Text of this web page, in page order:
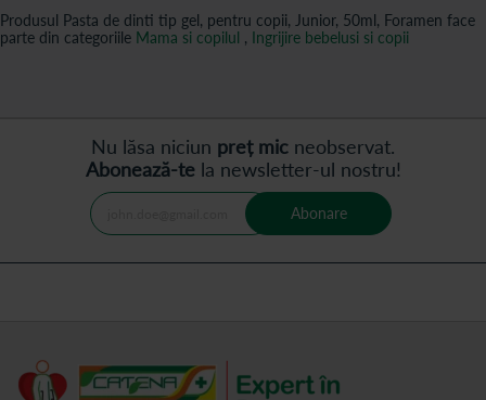
Produsul Pasta de dinti tip gel, pentru copii, Junior, 50ml, Foramen face
parte din categoriile Mama si copilul , Ingrijire bebelusi si copii
Nu lăsa niciun preț mic neobservat.
Abonează-tela newsletter-ul nostru!
Abonare